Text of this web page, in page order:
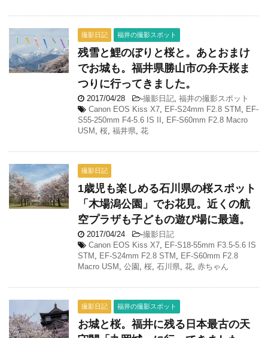
撮影日記 福井の撮影スポット
残雪と鯉のぼりと桜と。あとおまけ
でお城も。福井県勝山市の弁天桜ま
つりに行ってきました。
2017/04/28 -撮影日記, 福井の撮影スポット
Canon EOS Kiss X7, EF-S24mm F2.8 STM , EF-
S55-250mm F4-5.6 IS II , EF-S60mm F2.8 Macro
USM , 桜, 福井県, 花
撮影日記
1歳児も楽しめる石川県の桜スポット
「木場潟公園」でお花見。近くの航
空プラザも子どもの遊び場に最適。
2017/04/24 -撮影日記
Canon EOS Kiss X7, EF-S18-55mm F3.5-5.6 IS
STM , EF-S24mm F2.8 STM , EF-S60mm F2.8
Macro USM , 公園 , 桜, 石川県, 花, 赤ちゃん
撮影日記 福井の撮影スポット
お城と桜。福井に残る日本最古の天